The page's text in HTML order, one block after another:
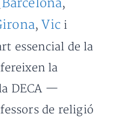
Barcelona,
, Vic i
essencial de la
la
DECA —
de religió